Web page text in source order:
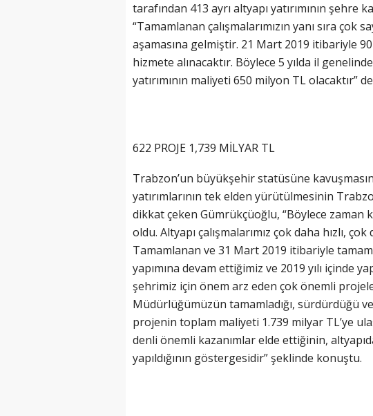
tarafından 413 ayrı altyapı yatırımının şehre
“Tamamlanan çalışmalarımızın yanı sıra çok
aşamasına gelmiştir. 21 Mart 2019 itibariyle
hizmete alınacaktır. Böylece 5 yılda il
yatırımının maliyeti 650 milyon TL olacaktır”
622 PROJE 1,739 MİLYAR TL
Trabzon’un büyükşehir statüsüne
yatırımlarının tek elden yürütülmesinin
dikkat çeken Gümrükçüoğlu, “Böylece zaman
oldu. Altyapı çalışmalarımız çok daha hızlı,
Tamamlanan ve 31 Mart 2019 itibariyle
yapımına devam ettiğimiz ve 2019 yılı içinde
şehrimiz için önem arz eden çok önemli
Müdürlüğümüzün tamamladığı, sürdürdüğü
projenin toplam maliyeti 1.739 milyar TL’ye
denli önemli kazanımlar elde ettiğinin,
yapıldığının göstergesidir” şeklinde konuştu.